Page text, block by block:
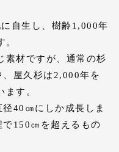
自生し、樹齢1,000年
。
素材ですが、通常の杉
屋久杉は2,000年を
す。
40㎝にしか成長しま
150㎝を超えるもの